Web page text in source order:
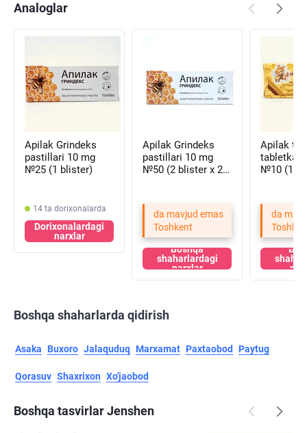
Analoglar
Apilak Grindeks
pastillari 10 mg
№25 (1 blister)
14 ta dorixonalarda
Dorixonalardagi
narxlar
Apilak Grindeks
pastillari 10 mg
№50 (2 blister х 25
da mavjud emas
Toshkent
Boshqa
shaharlardagi
narxlar
Apilak til osti
№10 (1
da
Boshqa shaharlarda qidirish
Asaka Buxoro Jalaquduq Marxamat Paxtaobod Paytug
Qorasuv Shaxrixon Xo'jaobod
Boshqa tasvirlar Jenshen